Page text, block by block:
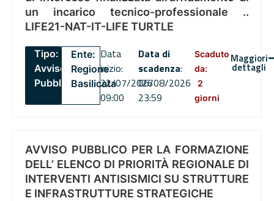
un incarico tecnico-professionale ..
LIFE21-NAT-IT-LIFE TURTLE
Tipo:
Avviso
Pubblico
Ente:
Regione
Basilicata
Data
inizio:
22/07/2026
09:00
Data di
scadenza:
06/08/2026
23:59
Scaduto
da:
2
giorni
Maggiori
dettagli
AVVISO PUBBLICO PER LA FORMAZIONE
DELL’ ELENCO DI PRIORITÀ REGIONALE DI
INTERVENTI ANTISISMICI SU STRUTTURE
E INFRASTRUTTURE STRATEGICHE